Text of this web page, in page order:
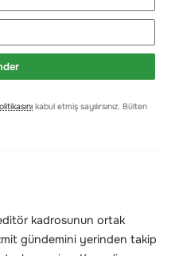
kabul etmiş sayılırsınız. Bülten
kadrosunun ortak
gündemini yerinden takip